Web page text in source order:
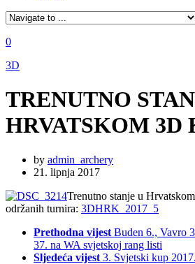
0
3D
TRENUTNO
HRVATSKOM 3D
by admin_archery
21. lipnja 2017
Trenutno stanje u
održanih turnira: 3DHRK_2017_5
Prethodna vijest Buden 6., Vavro
37. na WA svjetskoj rang listi
Sljedeća vijest 3. Svjetski kup